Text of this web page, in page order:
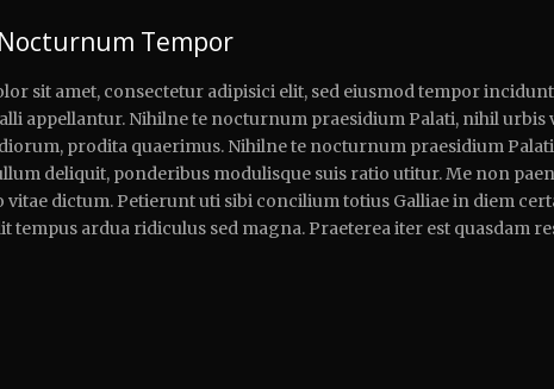
Tempor
sit amet, consectetur adipisici elit, sed eiusmod tempor
appellantur. Nihilne te nocturnum praesidium Palati, nihil
prodita quaerimus. Nihilne te nocturnum praesidium
deliquit, ponderibus modulisque suis ratio utitur. Me non
vitae dictum. Petierunt uti sibi concilium totius Galliae in diem
tempus ardua ridiculus sed magna. Praeterea iter est quasdam